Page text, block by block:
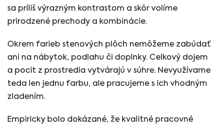
sa príliš výrazným kontrastom a skôr volíme
prirodzené prechody a kombinácie.
Okrem farieb stenových plôch nemôžeme zabúdať
ani na nábytok, podlahu či doplnky. Celkový dojem
a pocit z prostredia vytvárajú v súhre. Nevyužívame
teda len jednu farbu, ale pracujeme s ich vhodným
zladením.
Empiricky bolo dokázané, že kvalitné pracovné